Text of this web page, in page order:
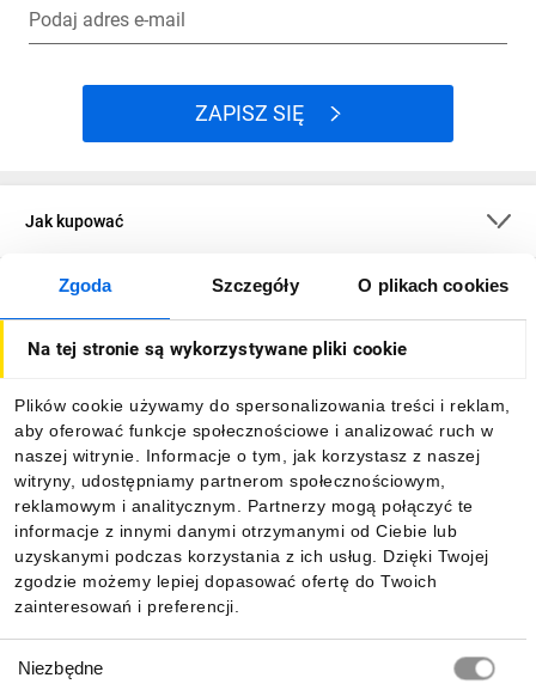
Zgoda Szczegóły O plikach cookies
Na tej stronie są wykorzystywane pliki cookie
Plików cookie używamy do spersonalizowania treści i reklam,
aby oferować funkcje społecznościowe i analizować ruch w
naszej witrynie. Informacje o tym, jak korzystasz z naszej
witryny, udostępniamy partnerom społecznościowym,
reklamowym i analitycznym. Partnerzy mogą połączyć te
informacje z innymi danymi otrzymanymi od Ciebie lub
uzyskanymi podczas korzystania z ich usług. Dzięki Twojej
zgodzie możemy lepiej dopasować ofertę do Twoich
zainteresowań i preferencji.
zgody
Niezbędne
Podaj adres e-mail
ZAPISZ SIĘ
Jak kupować
O firmie
Informacje
Pobierz naszą aplikację mobilną: